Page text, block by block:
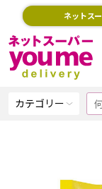
ネットス
カテゴリー